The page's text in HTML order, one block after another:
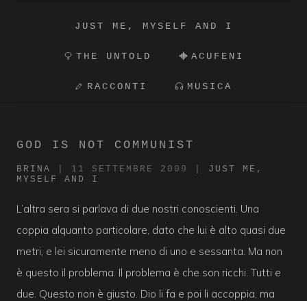
JUST ME, MYSELF AND I
THE UNTOLD ACUFENI
RACCONTI MUSICA
GOD IS NOT COMMUNIST
BRINA 11 SETTEMBRE 2009
JUST ME,
MYSELF AND I
L’altra sera si parlava di due nostri conoscienti. Una
coppia alquanto particolare, dato che lui è alto quasi due
metri, e lei sicuramente meno di uno e sessanta. Ma non
è questo il problema. Il problema è che son ricchi. Tutti e
due. Questo non è giusto. Dio li fa e poi li accoppia, ma